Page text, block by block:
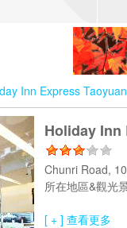
Inn Express Taoyuan
Holiday Inn
Chunri Road,
所在地區&觀光
[ + ] 查看更多